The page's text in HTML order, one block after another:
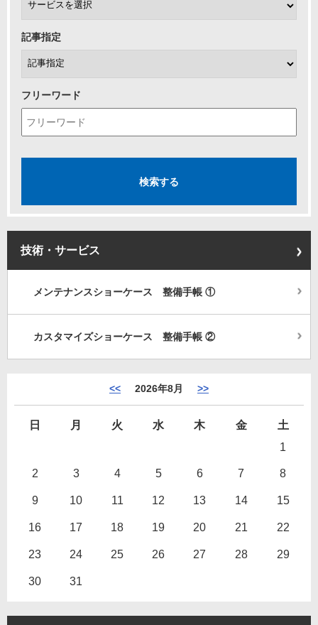
記事指定
フリーワード
技術・サービス
メンテナンスショーケース 整備手帳 ①
カスタマイズショーケース 整備手帳 ②
<< 2026年8月 >>
日 月 火 水 木 金
土
1
2 3 4 5 6 7 8
9 10 11 12 13 14 15
16 17 18 19 20 21 22
23 24 25 26 27 28 29
30 31